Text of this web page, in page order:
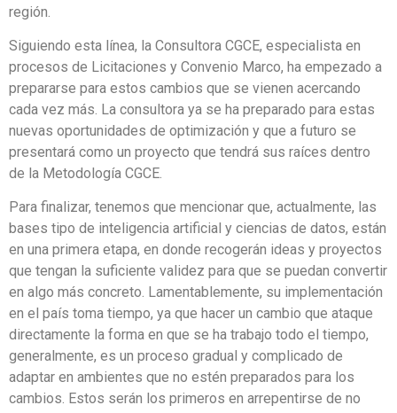
región.
Siguiendo esta línea, la Consultora CGCE, especialista en
procesos de Licitaciones y Convenio Marco, ha empezado a
prepararse para estos cambios que se vienen acercando
cada vez más. La consultora ya se ha preparado para estas
nuevas oportunidades de optimización y que a futuro se
presentará como un proyecto que tendrá sus raíces dentro
de la Metodología CGCE.
Para finalizar, tenemos que mencionar que, actualmente, las
bases tipo de inteligencia artificial y ciencias de datos, están
en una primera etapa, en donde recogerán ideas y proyectos
que tengan la suficiente validez para que se puedan convertir
en algo más concreto. Lamentablemente, su implementación
en el país toma tiempo, ya que hacer un cambio que ataque
directamente la forma en que se ha trabajo todo el tiempo,
generalmente, es un proceso gradual y complicado de
adaptar en ambientes que no estén preparados para los
cambios. Estos serán los primeros en arrepentirse de no